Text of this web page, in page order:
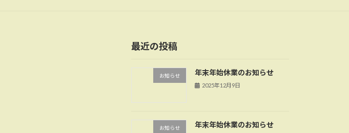
最近の投稿
お知らせ 年末年始休業のお知らせ
2025年12月9日
お知らせ 年末年始休業のお知らせ